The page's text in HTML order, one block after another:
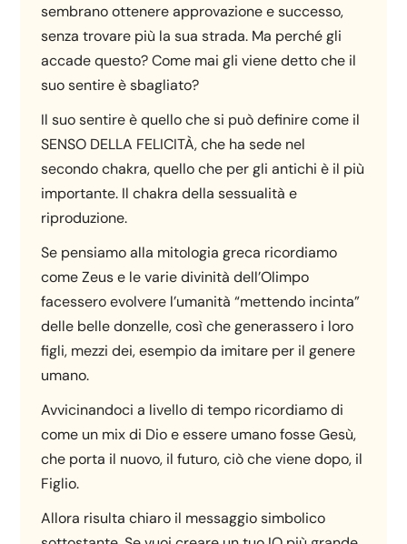
sembrano ottenere approvazione e successo,
senza trovare più la sua strada. Ma perché gli
accade questo? Come mai gli viene detto che il
suo sentire è sbagliato?
Il suo sentire è quello che si può definire come il
SENSO DELLA FELICITÀ, che ha sede nel
secondo chakra, quello che per gli antichi è il più
importante. Il chakra della sessualità e
riproduzione.
Se pensiamo alla mitologia greca ricordiamo
come Zeus e le varie divinità dell’Olimpo
facessero evolvere l’umanità “mettendo incinta”
delle belle donzelle, così che generassero i loro
figli, mezzi dei, esempio da imitare per il genere
umano.
Avvicinandoci a livello di tempo ricordiamo di
come un mix di Dio e essere umano fosse Gesù,
che porta il nuovo, il futuro, ciò che viene dopo, il
Figlio.
Allora risulta chiaro il messaggio simbolico